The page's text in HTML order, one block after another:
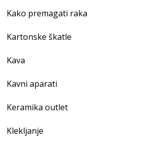
Kako premagati raka
Kartonske škatle
Kava
Kavni aparati
Keramika outlet
Klekljanje